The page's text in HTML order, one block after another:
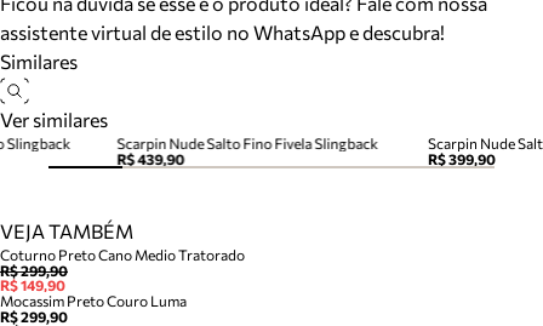
assistente virtual de estilo no WhatsApp e descubra!
Similares
Ver similares
Scarpin Nude Salto Fino Fivela Slingback
R$ 439,90
Scarpin Nude
R$ 399,90
Slingback
VEJA TAMBÉM
Coturno Preto Cano Medio Tratorado
R$ 299,90
R$ 149,90
Mocassim Preto Couro Luma
R$ 299,90